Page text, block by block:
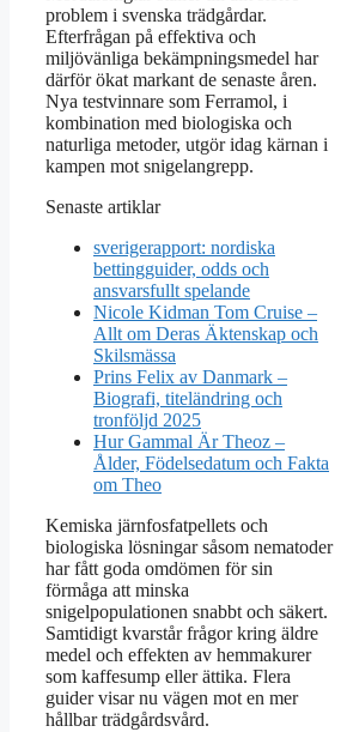
problem i svenska trädgårdar.
Efterfrågan på effektiva och
miljövänliga bekämpningsmedel har
därför ökat markant de senaste åren.
Nya testvinnare som Ferramol, i
kombination med biologiska och
naturliga metoder, utgör idag kärnan i
kampen mot snigelangrepp.
Senaste artiklar
sverigerapport: nordiska
bettingguider, odds och
ansvarsfullt spelande
Nicole Kidman Tom Cruise –
Allt om Deras Äktenskap och
Skilsmässa
Prins Felix av Danmark –
Biografi, titeländring och
tronföljd 2025
Hur Gammal Är Theoz –
Ålder, Födelsedatum och Fakta
om Theo
Kemiska järnfosfatpellets och
biologiska lösningar såsom nematoder
har fått goda omdömen för sin
förmåga att minska
snigelpopulationen snabbt och säkert.
Samtidigt kvarstår frågor kring äldre
medel och effekten av hemmakurer
som kaffesump eller ättika. Flera
guider visar nu vägen mot en mer
hållbar trädgårdsvård.